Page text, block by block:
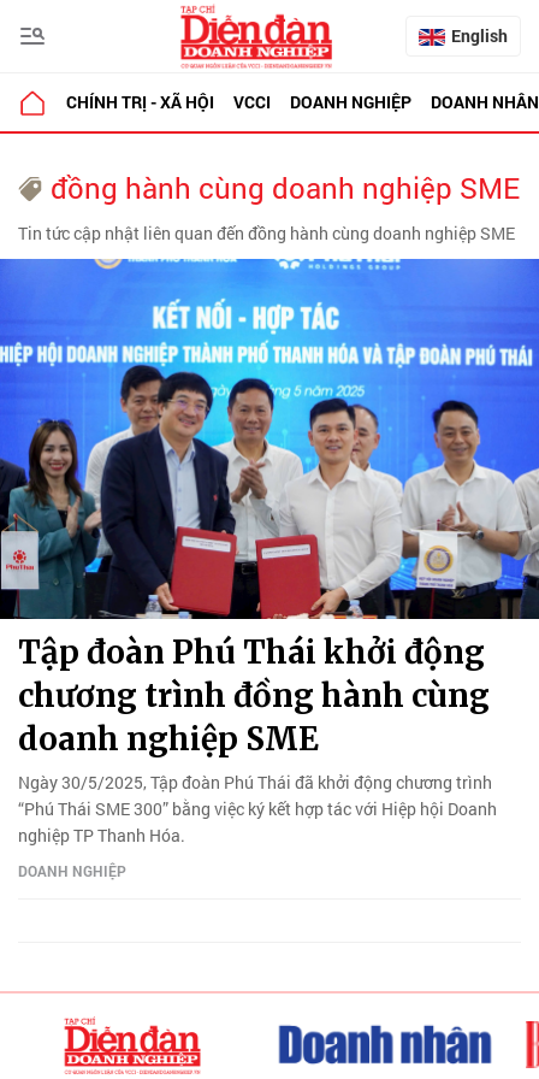
English
CHÍNH TRỊ - XÃ HỘI VCCI DOANH NGHIỆP DOANH NHÂN
đồng hành cùng doanh nghiệp SME
Tin tức cập nhật liên quan đến đồng hành cùng doanh nghiệp SME
Tập đoàn Phú Thái khởi động
chương trình đồng hành cùng
doanh nghiệp SME
Ngày 30/5/2025, Tập đoàn Phú Thái đã khởi động chương trình
“Phú Thái SME 300” bằng việc ký kết hợp tác với Hiệp hội Doanh
nghiệp TP Thanh Hóa.
DOANH NGHIỆP